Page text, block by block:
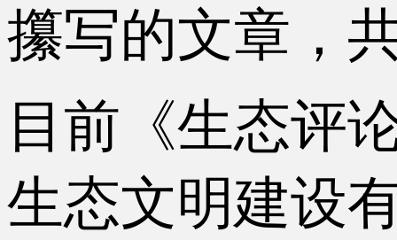
攥写的文章，
目前《生态评
生态文明建设